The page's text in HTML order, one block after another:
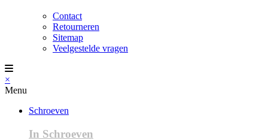
Contact
Retourneren
Sitemap
Veelgestelde vragen
×
Menu
Schroeven
In Schroeven